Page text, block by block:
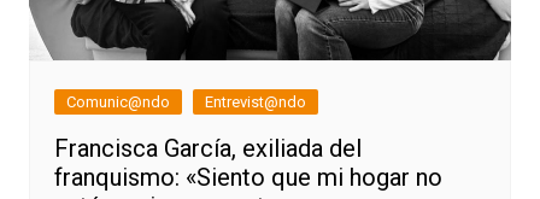
Comunic@ndo Entrevist@ndo
Francisca García, exiliada del
franquismo: «Siento que mi hogar no